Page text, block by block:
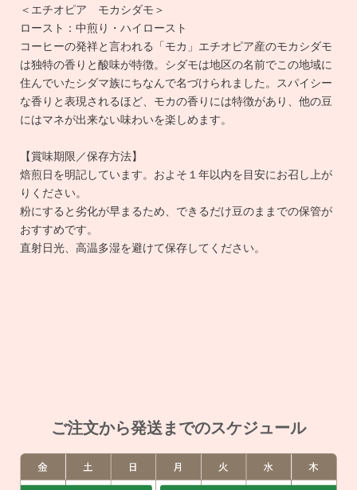
＜エチオピア モカシダモ＞
ロースト：中煎り・ハイロースト
コーヒーの発祥と言われる「モカ」エチオピア産のモカシダモ
は独特の香りと酸味が特徴。シダモは地区の名前でこの地域に
住んでいたシダマ族にちなんで名づけられました。スパイシー
な香りと表現されるほど、モカの香りには特徴があり、他の豆
にはマネが出来ない味わいを楽しめます。
【賞味期限／保存方法】
焙煎日を明記しています。およそ１年以内を目安にお召し上が
りください。
粉にすると劣化が早まるため、できるだけ豆のままでの保管が
おすすめです。
直射日光、高温多湿を避けて保存してください。
ご注文から発送までのスケジュール